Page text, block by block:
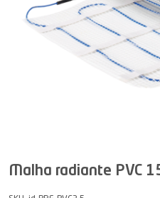
Malha radiante PVC